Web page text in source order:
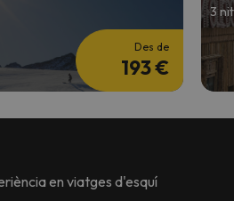
Des de
193 €
3
en viatges d'esquí